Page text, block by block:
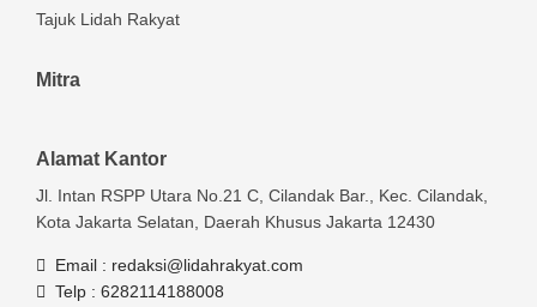
Tajuk Lidah Rakyat
Mitra
Alamat Kantor
Jl. Intan RSPP Utara No.21 C, Cilandak Bar., Kec. Cilandak,
Kota Jakarta Selatan, Daerah Khusus Jakarta 12430
Email : redaksi@lidahrakyat.com
Telp : 6282114188008